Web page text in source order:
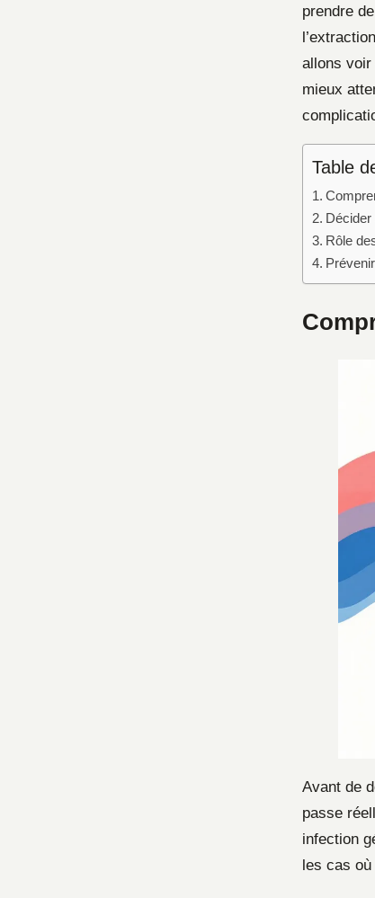
prendre
allons voir
mieux
Table
Décider
Rôle
Avant de
passe
infection
les cas où